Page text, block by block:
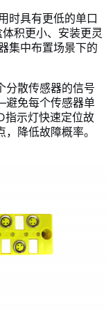
时具有更低的单口
积更小、安装更灵
集中布置场景下的
散传感器的信号
免每个传感器单
示灯快速定位故
降低故障概率。